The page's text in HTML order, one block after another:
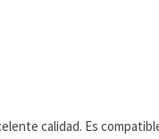
calidad. Es